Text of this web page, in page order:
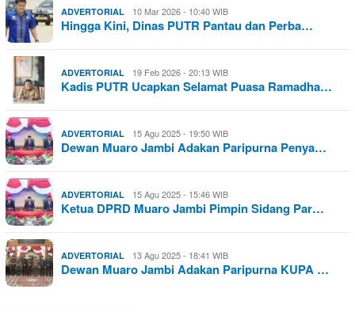
ADVERTORIAL 10 Mar 2026 - 10:40 WIB
Hingga Kini, Dinas PUTR Pantau dan Perba…
ADVERTORIAL 19 Feb 2026 - 20:13 WIB
Kadis PUTR Ucapkan Selamat Puasa Ramadha…
ADVERTORIAL 15 Agu 2025 - 19:50 WIB
Dewan Muaro Jambi Adakan Paripurna Penya…
ADVERTORIAL 15 Agu 2025 - 15:46 WIB
Ketua DPRD Muaro Jambi Pimpin Sidang Par…
ADVERTORIAL 13 Agu 2025 - 18:41 WIB
Dewan Muaro Jambi Adakan Paripurna KUPA …